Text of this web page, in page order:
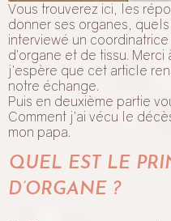
Vous trouverez ici, les
donner ses organes,
interviewé un
d’organe et de tissu.
j’espère que cet article
notre échange.
Puis en deuxième partie
Comment j’ai vécu le
mon papa.
QUEL EST LE
D’ORGANE ?